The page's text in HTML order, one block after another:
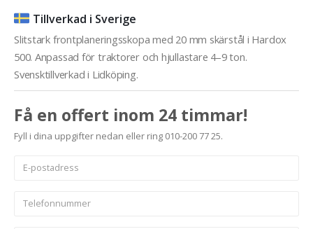
Tillverkad i Sverige
Slitstark frontplaneringsskopa med 20 mm skärstål i Hardox
500. Anpassad för traktorer och hjullastare 4–9 ton.
Svensktillverkad i Lidköping.
Få en offert inom 24 timmar!
Fyll i dina uppgifter nedan eller ring 010-200 77 25.